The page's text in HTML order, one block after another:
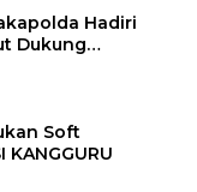
Hadiri
Dukung
Soft